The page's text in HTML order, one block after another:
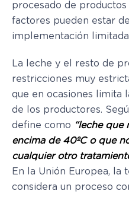
procesado de productos
factores pueden estar
implementación
La leche y el resto de
restricciones muy
que en ocasiones limita
de los productores.
define como “leche que
encima de 40ºC o que
cualquier otro
En la Unión Europea, la
considera un proceso